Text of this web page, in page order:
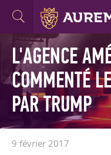
L'AGENCE
COMMENTÉ
PAR TRUMP
9 février 2017